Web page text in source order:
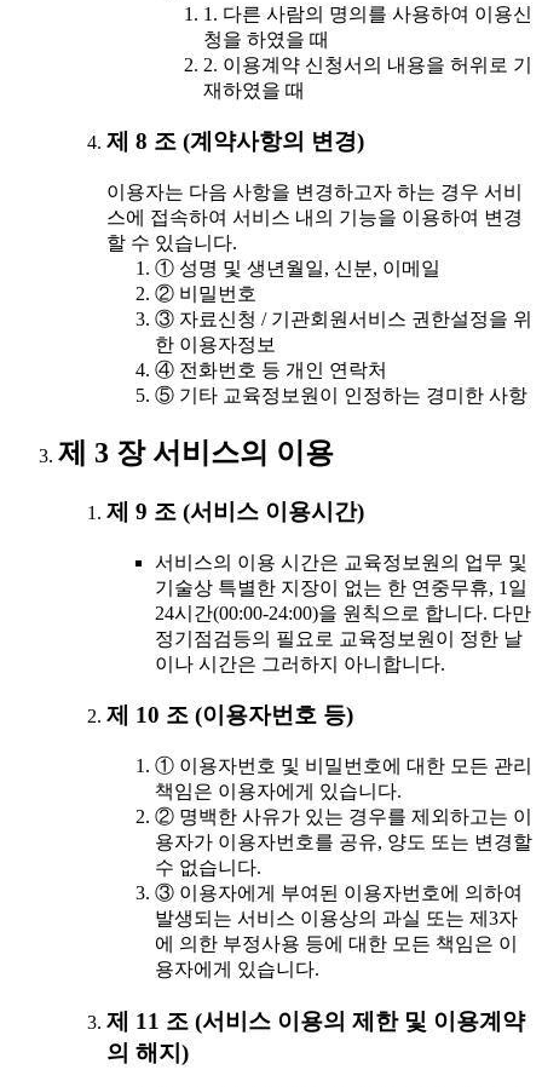
1. 다른 사람의 명의를 사용하여 이용신
청을 하였을 때
2. 이용계약 신청서의 내용을 허위로 기
재하였을 때
제 8 조 (계약사항의 변경)
이용자는 다음 사항을 변경하고자 하는 경우 서비
스에 접속하여 서비스 내의 기능을 이용하여 변경
할 수 있습니다.
① 성명 및 생년월일, 신분, 이메일
② 비밀번호
③ 자료신청 / 기관회원서비스 권한설정을 위
한 이용자정보
④ 전화번호 등 개인 연락처
⑤ 기타 교육정보원이 인정하는 경미한 사항
제 3 장 서비스의 이용
제 9 조 (서비스 이용시간)
서비스의 이용 시간은 교육정보원의 업무 및
기술상 특별한 지장이 없는 한 연중무휴, 1일
24시간(00:00-24:00)을 원칙으로 합니다. 다만
정기점검등의 필요로 교육정보원이 정한 날
이나 시간은 그러하지 아니합니다.
제 10 조 (이용자번호 등)
① 이용자번호 및 비밀번호에 대한 모든 관리
책임은 이용자에게 있습니다.
② 명백한 사유가 있는 경우를 제외하고는 이
용자가 이용자번호를 공유, 양도 또는 변경할
수 없습니다.
③ 이용자에게 부여된 이용자번호에 의하여
발생되는 서비스 이용상의 과실 또는 제3자
에 의한 부정사용 등에 대한 모든 책임은 이
용자에게 있습니다.
제 11 조 (서비스 이용의 제한 및 이용계약
의 해지)